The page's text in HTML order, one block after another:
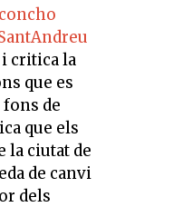
i critica la
que es
de
que els
la ciutat de
de canvi
dels